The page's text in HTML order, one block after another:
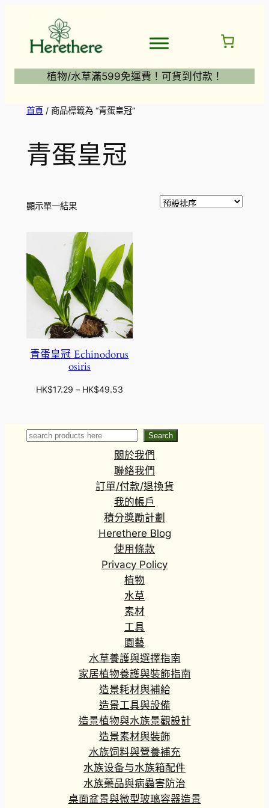
植物/水草滿599免運費！可貨到付款！
首頁/ 商品標籤為 “青蛋皇冠”
青蛋皇冠
顯示單一結果
青蛋皇冠 Echinodorus
osiris
HK$17.29 – HK$49.53價
圍
：
H
K
$
1
7
.
2
9
到
H
K
$
4
9
5
3
Search Search
關於我們
聯絡我們
訂單/付款/退換貨
我的帳戶
積分獎勵計劃
Herethere Blog
使用條款
Privacy Policy
植物
水草
素材
工具
園藝
水草養護與選擇指南
家居植物養護與裝飾指南
造景耗材與補給
造景工具與設備
造景植物與水族景觀設計
造景素材與裝飾
水族饲料與營養補充
水族设备与水族箱配件
水族藥品與病蟲害防治
桌面盆景與微型玻璃容器造景